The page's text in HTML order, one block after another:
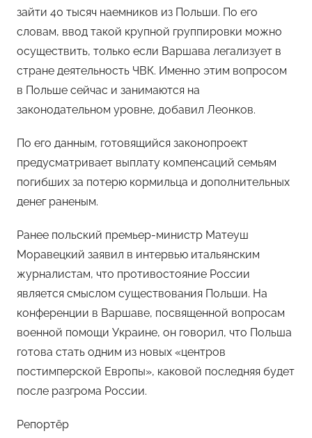
зайти 40 тысяч наемников из Польши. По его
словам, ввод такой крупной группировки можно
осуществить, только если Варшава легализует в
стране деятельность ЧВК. Именно этим вопросом
в Польше сейчас и занимаются на
законодательном уровне, добавил Леонков.
По его данным, готовящийся законопроект
предусматривает выплату компенсаций семьям
погибших за потерю кормильца и дополнительных
денег раненым.
Ранее польский премьер-министр Матеуш
Моравецкий заявил в интервью итальянским
журналистам, что противостояние России
является смыслом существования Польши. На
конференции в Варшаве, посвященной вопросам
военной помощи Украине, он говорил, что Польша
готова стать одним из новых «центров
постимперской Европы», каковой последняя будет
после разгрома России.
Репортёр